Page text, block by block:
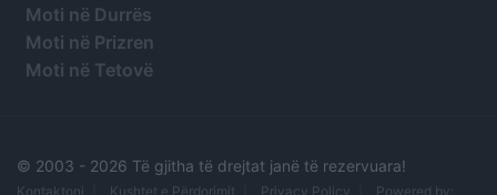
Moti në Durrës
Moti në Prizren
Moti në Tetovë
© 2003 - 2026 Të gjitha të drejtat janë të rezervuara!
Kontaktoni Kushtet e Përdorimit Privacy Policy Powered by: